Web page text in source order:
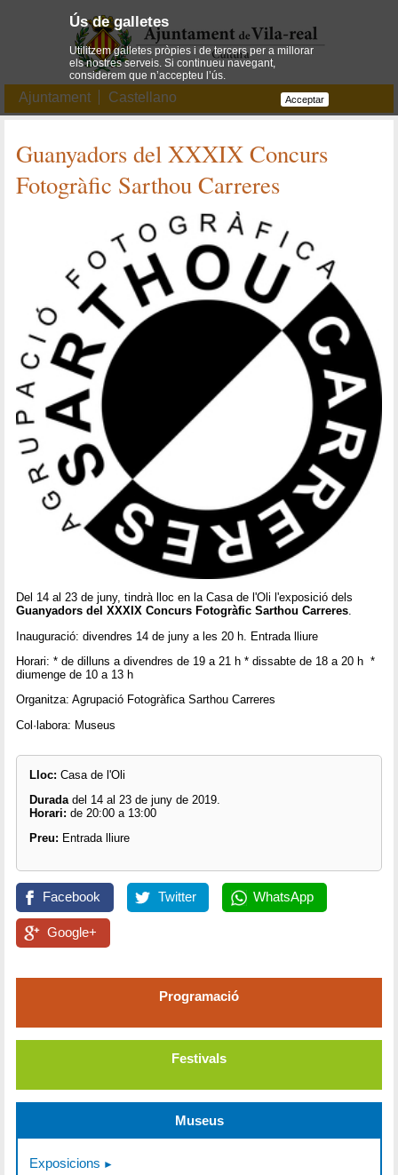
Ajuntament Castellano
Guanyadors del XXXIX Concurs
Fotogràfic Sarthou Carreres
Del 14 al 23 de juny, tindrà lloc en la Casa de l'Oli l'exposició dels
Guanyadors del XXXIX Concurs Fotogràfic Sarthou Carreres.
Inauguració: divendres 14 de juny a les 20 h. Entrada lliure
Horari: * de dilluns a divendres de 19 a 21 h * dissabte de 18 a 20 h *
diumenge de 10 a 13 h
Organitza: Agrupació Fotogràfica Sarthou Carreres
Col·labora: Museus
Lloc: Casa de l'Oli
Durada del 14 al 23 de juny de 2019.
Horari: de 20:00 a 13:00
Preu: Entrada lliure
Facebook Twitter WhatsApp
Google+
Programació
Festivals
Museus
Exposicions
Ús de galletes
Utilitzem galletes pròpies i de tercers per a millorar
els nostres serveis. Si continueu navegant,
considerem que n’accepteu l’ús.
Acceptar